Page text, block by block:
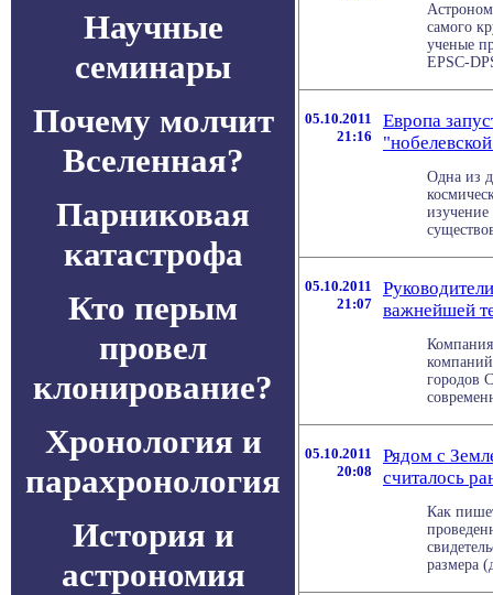
Научные
семинары
Почему молчит
Вселенная?
Парниковая
катастрофа
Кто перым
провел
клонирование?
Хронология и
парахронология
История и
астрономия
самого
ученые
EPSC-
05.10.2011
21:16
Европа
Одна из
05.10.2011
21:07
важнейшей
Компания
городов
05.10.2011
20:08
Рядом с
считалось
Как
размера